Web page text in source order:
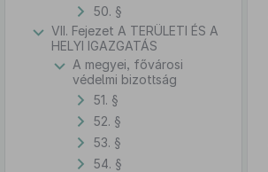
50. §
VII. Fejezet A TERÜLETI ÉS A
HELYI IGAZGATÁS
A megyei, fővárosi
védelmi bizottság
51. §
52. §
53. §
54. §